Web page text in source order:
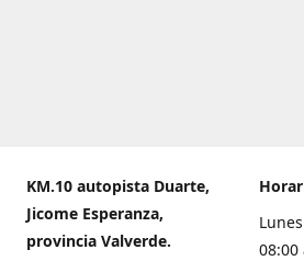
KM.10 autopista Duarte,
Jicome Esperanza,
provincia Valverde.
08:00